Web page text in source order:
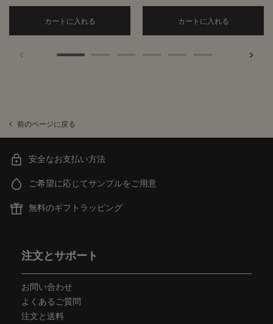
カートに入れる Add the シェービング ブラシ to cart
カートに入れる
前のページに戻る
安全なお支払い方法
ご希望に応じてサンプルをご用意
無料のギフトラッピング
注文とサポート
お問い合わせ
よくあるご質問
注文と送料